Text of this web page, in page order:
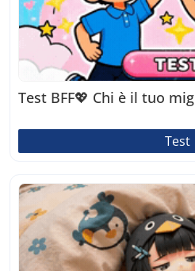
Test BFF💖 Chi è il tuo
Test